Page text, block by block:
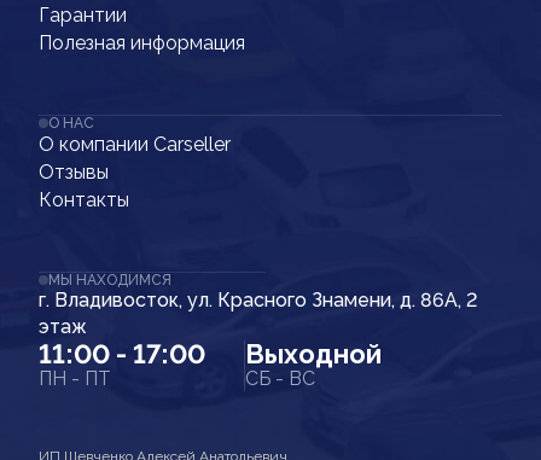
Гарантии
Полезная информация
О НАС
О компании Carseller
Отзывы
Контакты
МЫ НАХОДИМСЯ
г. Владивосток, ул. Красного Знамени, д. 86А, 2
этаж
11:00 - 17:00
ПН - ПТ
Выходной
СБ - ВС
ИП Шевченко Алексей Анатольевич